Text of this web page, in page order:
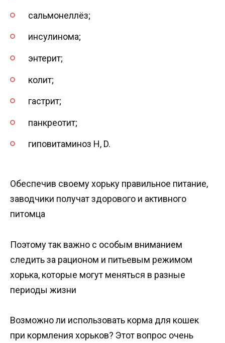
сальмонеллёз;
инсулинома;
энтерит;
колит;
гастрит;
панкреотит;
гиповитаминоз H, D.
Обеспечив своему хорьку правильное питание,
заводчики получат здорового и активного
питомца
Поэтому так важно с особым вниманием
следить за рационом и питьевым режимом
хорька, которые могут меняться в разные
периоды жизни
Возможно ли использовать корма для кошек
при кормления хорьков? Этот вопрос очень